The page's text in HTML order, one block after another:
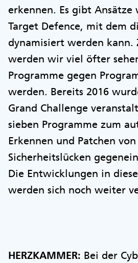
erkennen. Es gibt Ansätze
Target Defence, mit dem
dynamisiert werden kann.
werden wir viel öfter
Programme gegen
werden. Bereits 2016
Grand Challenge
sieben Programme zum
Erkennen und Patchen von
Sicherheitslücken
Die Entwicklungen in
werden sich noch weiter
HERZKAMMER: Bei der